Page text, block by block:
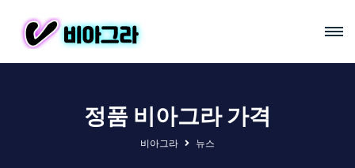
정품 비아그라 가격
비아그라 뉴스